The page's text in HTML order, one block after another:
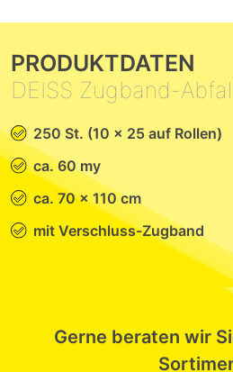
PRODUKTDATEN
DEISS Zugband-
250 St. (10 x 25 auf Rollen)
ca. 60 my
ca. 70 x 110 cm
mit Verschluss-Zugband
Gerne beraten wir